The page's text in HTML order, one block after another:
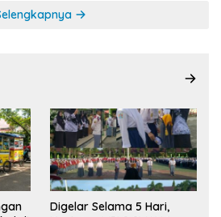
Digelar Selama 5 Hari,